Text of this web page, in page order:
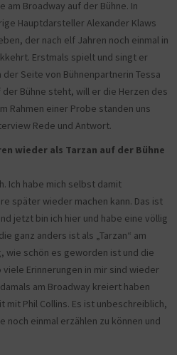
am Broadway auf der Bühne. In
Hauptdarsteller Alexander Klaws
der nach elf Jahren noch einmal in
Erstmals spielt und singt er
der Seite von Bühnenpartnerin Tessa
der Bühne steht, will er die Herzen des
Rahmen einer Probe standen uns
Rede und Antwort.
wieder als Tarzan auf der Bühne
Ich habe mich selbst damit
später wieder machen kann. Das ist
jetzt bin ich hier und habe eine völlig
ganz anders ist als „Tarzan“ am
wie schön es geworden ist und die
Erinnerungen in mir sind wieder
am Broadway kreiert haben
Phil Collins. Es ist unbeschreiblich,
noch einmal erzählen zu können und